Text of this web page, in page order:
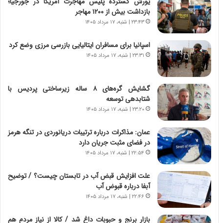
ی
ر
ا
ن
،
ه
ی
چ
گ
ا
ه
ج
ز
ا
ی
ن
ج
ن
گ
،
ن
بازداشت بیش از ۱۲۰۰ مهاجر
۲۳:۴۳ | شنبه، ۱۷ مرداد ۱۴۰۵
اسپانیا برای مسافران ایتالیایی بازرسی مرزی وضع کرد
۲۳:۳۱ | شنبه، ۱۷ مرداد ۱۴۰۵
گشایش گره‌های ۸ ساله زیرساختی پردیس با
شتابدهی توسعه
۲۳:۲۰ | شنبه، ۱۷ مرداد ۱۴۰۵
عمان: مذاکرات درباره ترتیبات دریانوردی در تنگه هرمز
در فضای مثبت جریان دارد
۲۲:۵۴ | شنبه، ۱۷ مرداد ۱۴۰۵
علت افزایش قبض آب در تابستان چیست؟ / توضیح
آبفا درباره قبوض آب
۲۲:۴۶ | شنبه، ۱۷ مرداد ۱۴۰۵
بازار برنج و حبوبات داغ شد / کالا از نیاز مردم هم